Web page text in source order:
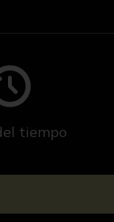
tiempo